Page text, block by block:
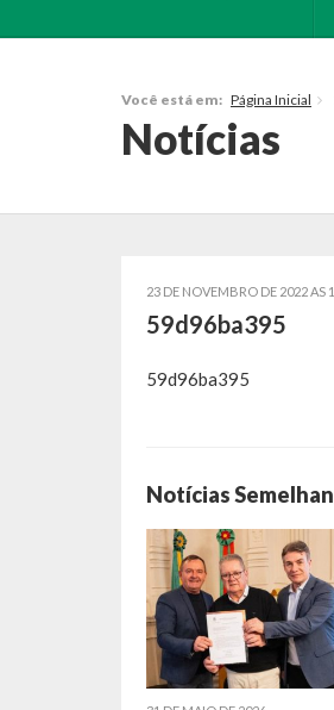
Você está em: Página Inicial
Notícias
23 DE NOVEMBRO DE 2022 AS
59d96ba395
59d96ba395
Notícias